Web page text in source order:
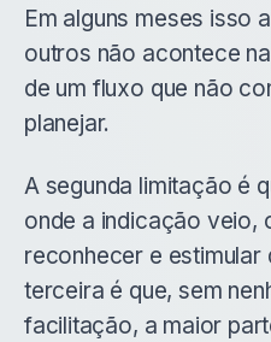
Em alguns meses isso
outros não acontece
de um fluxo que não
planejar.
A segunda limitação é
onde a indicação veio,
reconhecer e estimular
terceira é que, sem
facilitação, a maior